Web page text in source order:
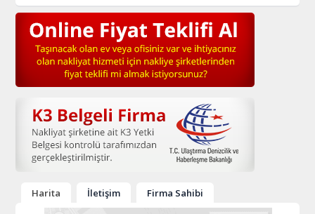
Harita İletişim Firma Sahibi